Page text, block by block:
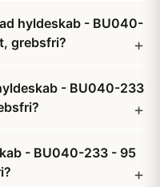
hyldeskab - BU040-
grebsfri?
- BU040-233
- BU040-233 - 95